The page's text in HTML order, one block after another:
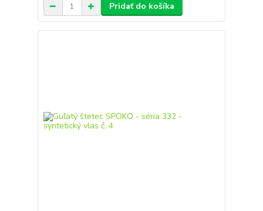
Pridať do košíka